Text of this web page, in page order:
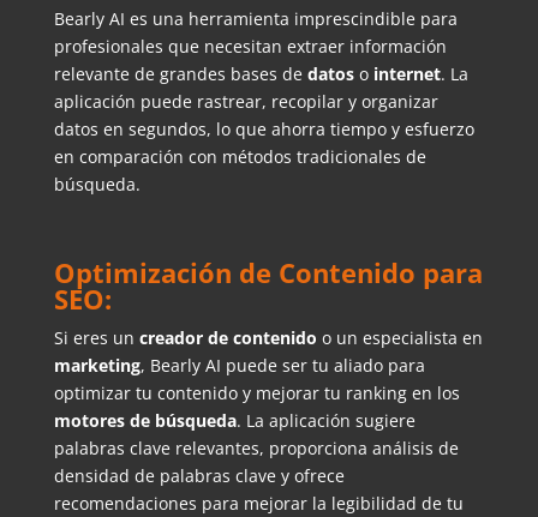
Bearly AI es una herramienta imprescindible para
profesionales que necesitan extraer información
relevante de grandes bases de datos o internet. La
aplicación puede rastrear, recopilar y organizar
datos en segundos, lo que ahorra tiempo y esfuerzo
en comparación con métodos tradicionales de
búsqueda.
Optimización de Contenido para
SEO:
Si eres un creador de contenido o un especialista en
marketing, Bearly AI puede ser tu aliado para
optimizar tu contenido y mejorar tu ranking en los
motores de búsqueda. La aplicación sugiere
palabras clave relevantes, proporciona análisis de
densidad de palabras clave y ofrece
recomendaciones para mejorar la legibilidad de tu